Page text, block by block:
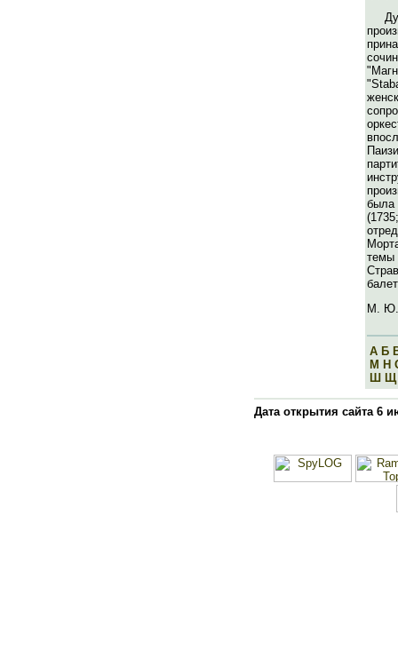
М. Ю.
А Б
М Н
Ш Щ
Дата открытия сайта 6